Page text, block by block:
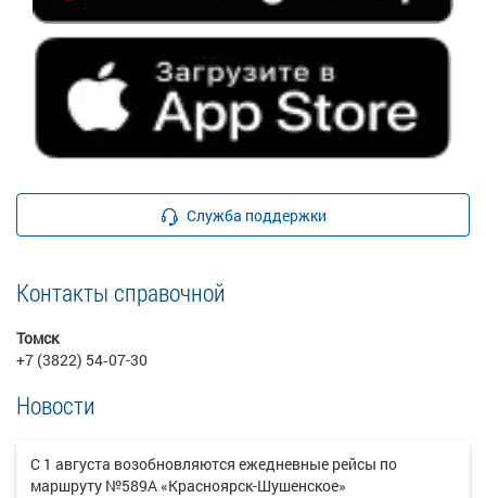
Служба поддержки
Контакты справочной
Томск
+7 (3822) 54‑07-30
Новости
С 1 августа возобновляются ежедневные рейсы по
маршруту №589А «Красноярск-Шушенское»